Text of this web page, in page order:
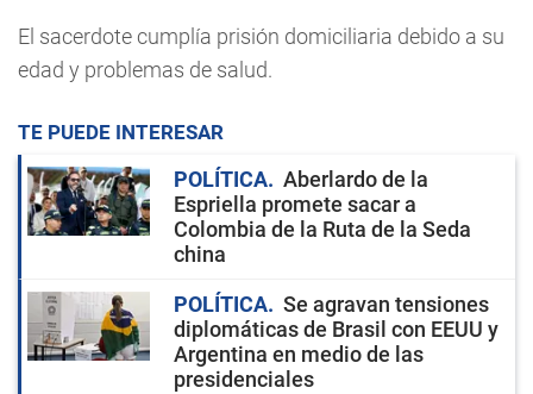
El sacerdote cumplía prisión domiciliaria debido a su
edad y problemas de salud.
TE PUEDE INTERESAR
POLÍTICA
Aberlardo de la
Espriella promete sacar a
Colombia de la Ruta de la Seda
china
POLÍTICA
Se agravan tensiones
diplomáticas de Brasil con EEUU y
Argentina en medio de las
presidenciales